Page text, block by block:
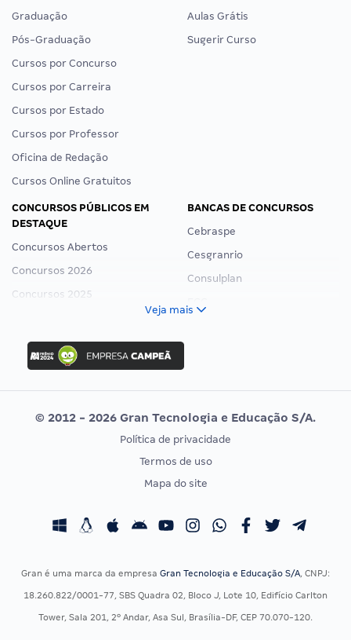
Graduação
Pós-Graduação
Cursos por Concurso
Cursos por Carreira
Cursos por Estado
Cursos por Professor
Oficina de Redação
Cursos Online Gratuitos
Aulas Grátis
Sugerir Curso
CONCURSOS PÚBLICOS EM
DESTAQUE
Concursos Abertos
Concursos 2026
Concursos 2025
Concurso Ibama
Concurso MPU
Editais publicados
BANCAS DE CONCURSOS
Cebraspe
Cesgranrio
Consulplan
Vunesp
CONCURSOS POR PROFISSÃO
Concursos Fiscais
Concursos Saúde
EXAME DE ORDEM
Calendário OAB
Veja mais
© 2012 - 2026 Gran Tecnologia e Educação S/A.
Política de privacidade
Termos de uso
Mapa do site
Gran é uma marca da empresa Gran Tecnologia e Educação S/A, CNPJ:
18.260.822/0001-77, SBS Quadra 02, Bloco J, Lote 10, Edifício Carlton
Tower, Sala 201, 2º Andar, Asa Sul, Brasília-DF, CEP 70.070-120.